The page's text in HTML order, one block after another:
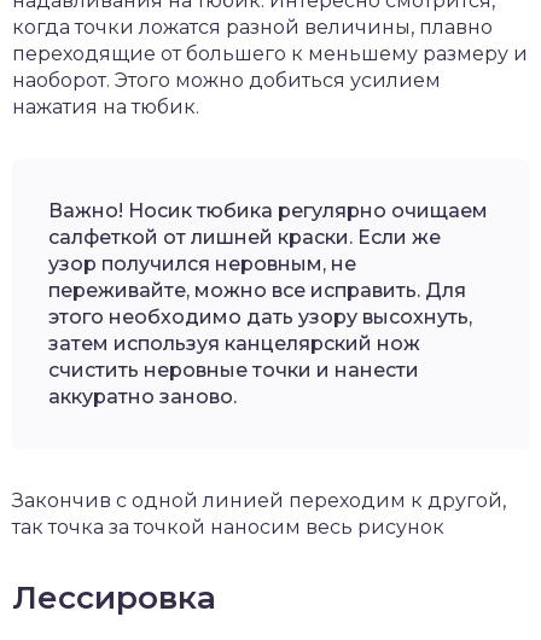
когда точки ложатся разной величины, плавно
переходящие от большего к меньшему размеру и
наоборот. Этого можно добиться усилием
нажатия на тюбик.
Важно! Носик тюбика регулярно очищаем
салфеткой от лишней краски. Если же
узор получился неровным, не
переживайте, можно все исправить. Для
этого необходимо дать узору высохнуть,
затем используя канцелярский нож
счистить неровные точки и нанести
аккуратно заново.
Закончив с одной линией переходим к другой,
так точка за точкой наносим весь рисунок
Лессировка